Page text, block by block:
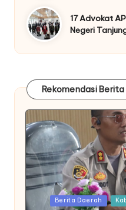
17 Advokat
Negeri
Rekomendasi Berita
PostedBerita Daerah